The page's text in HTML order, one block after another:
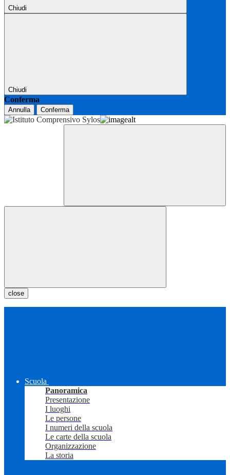
Chiudi
Chiudi
Conferma
Annulla Conferma
close
Scuola
Panoramica
Presentazione
I luoghi
Le persone
I numeri della scuola
Le carte della scuola
Organizzazione
La storia